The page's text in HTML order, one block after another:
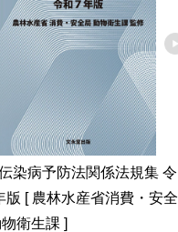
染病予防法関係法規集 令
版 [ 農林水産省消費・安全
衛生課 ]